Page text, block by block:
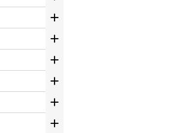





